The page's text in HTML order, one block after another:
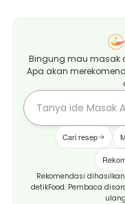
Bingung mau masak
Apa akan
Cari resep
Rekomendasi
detikFood. Pembaca